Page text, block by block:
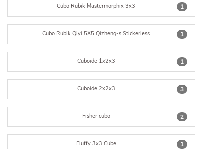
1
Cubo Rubik Mastermorphix 3x3
1
Cubo Rubik Qiyi 5X5 Qizheng-s Stickerless
1
Cuboide 1x2x3
3
Cuboide 2x2x3
2
Fisher cubo
1
Fluffy 3x3 Cube